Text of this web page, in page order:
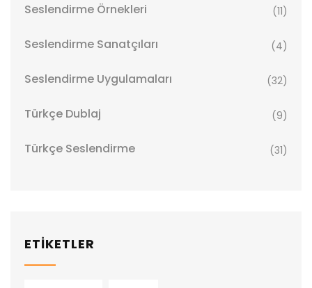
Seslendirme Örnekleri (11)
Seslendirme Sanatçıları (4)
Seslendirme Uygulamaları (32)
Türkçe Dublaj (9)
Türkçe Seslendirme (31)
ETİKETLER